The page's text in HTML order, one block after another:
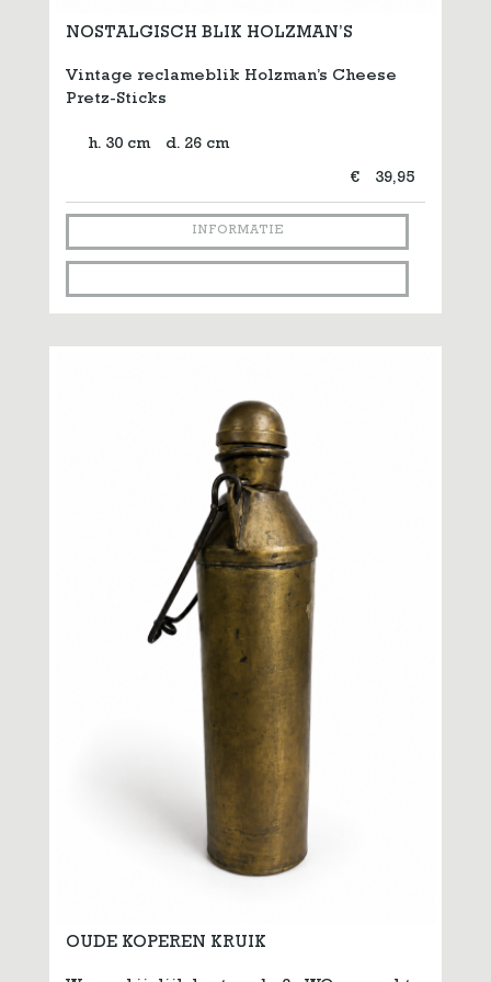
NOSTALGISCH BLIK HOLZMAN’S
Vintage reclameblik Holzman’s Cheese
Pretz-Sticks
h. 30 cm d. 26 cm
€ 39,95
INFORMATIE
OUDE KOPEREN KRUIK